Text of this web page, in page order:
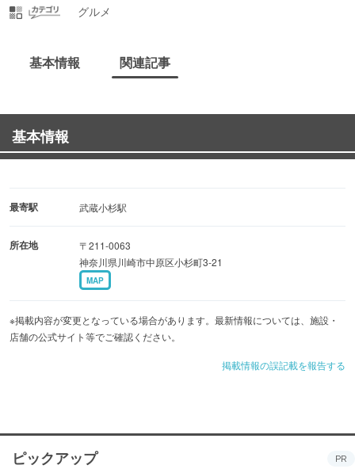
グルメ
基本情報 関連記事
基本情報
最寄駅 武蔵小杉駅
所在地
〒211-0063
神奈川県川崎市中原区小杉町3-21
MAP
※掲載内容が変更となっている場合があります。最新情報については、施設・
店舗の公式サイト等でご確認ください。
掲載情報の誤記載を報告する
ピックアップ PR